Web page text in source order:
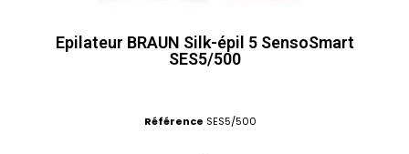
Epilateur BRAUN Silk-épil 5 SensoSmart
SES5/500
Référence SES5/500